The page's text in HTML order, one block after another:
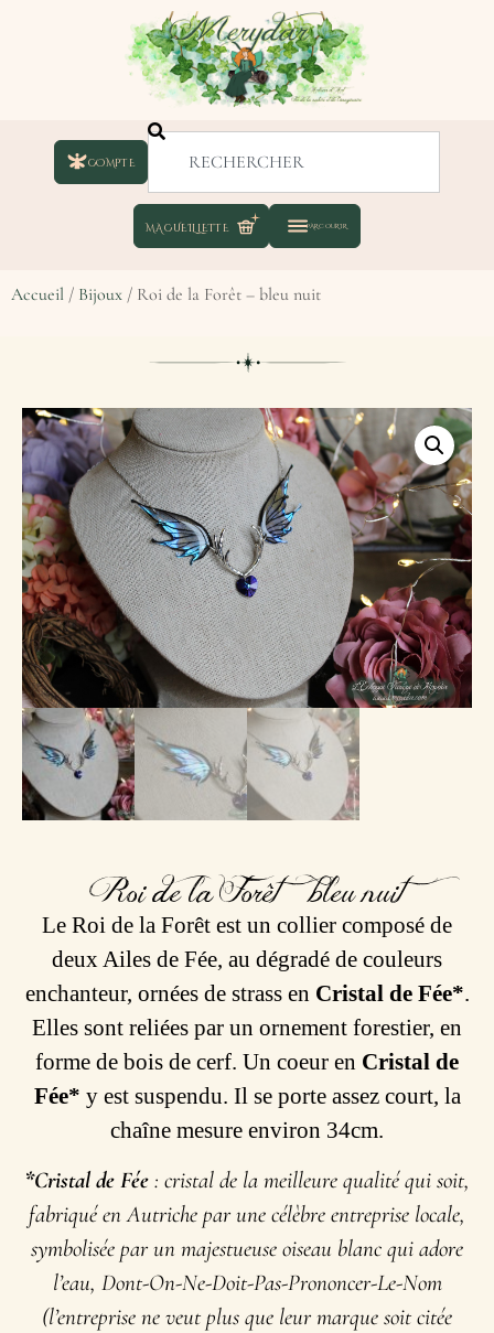
COMPTE
Accueil / Bijoux / Roi de la Forêt – bleu nuit
Roi de la Forêt – bleu nuit
Le Roi de la Forêt est un collier composé de
deux Ailes de Fée, au dégradé de couleurs
enchanteur, ornées de strass en Cristal de Fée*.
Elles sont reliées par un ornement forestier, en
forme de bois de cerf. Un coeur en Cristal de
Fée* y est suspendu. Il se porte assez court, la
chaîne mesure environ 34cm.
*Cristal de Fée : cristal de la meilleure qualité qui soit,
fabriqué en Autriche par une célèbre entreprise locale,
symbolisée par un majestueuse oiseau blanc qui adore
l’eau, Dont-On-Ne-Doit-Pas-Prononcer-Le-Nom
(l’entreprise ne veut plus que leur marque soit citée